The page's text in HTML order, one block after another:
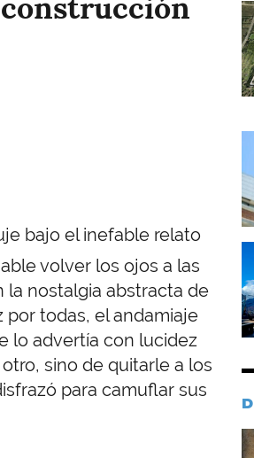
bajo el inefable relato
volver los ojos a las
la nostalgia abstracta de
por todas, el andamiaje
lo advertía con lucidez
sino de quitarle a los
para camuflar sus